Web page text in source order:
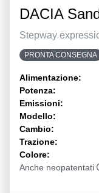
DACIA
Stepway
PRONTA CONSEGNA
Alimentazione:
Potenza:
Emissioni:
Modello:
Cambio:
Trazione:
Colore:
Anche neopatentati